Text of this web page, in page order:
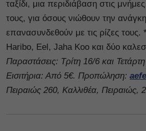
ταξίδι, μια περιδιάβαση στις μνήμες
τους, για όσους νιώθουν την
επανασυνδεθούν με τις ρίζες τους.
Haribo, Eel, Jaha Koo και δύο
Παραστάσεις: Τρίτη 16/6 και
Εισιτήρια: Από 5€. Προπώληση:
Πειραιώς 260, Καλλιθέα, Πειραιώς,